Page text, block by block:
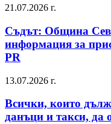
21.07.2026 г.
Съдът: Община
информация за
PR
13.07.2026 г.
Всички, които
данъци и такси, да